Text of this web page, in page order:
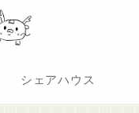
シェアハウス